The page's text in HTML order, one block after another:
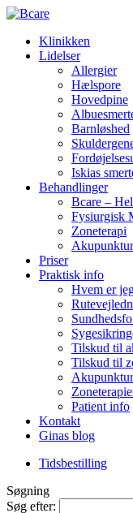
Klinikken
Lidelser
Allergier
Hælspore
Hovedpine
Barnløshed
Iskias
Behandlinger
Bcare –
Fysiurgisk
Zoneterapi
Akupunktur
Priser
Praktisk info
Hvem er
Tilskud til
Tilskud til
Patient info
Kontakt
Ginas blog
Tidsbestilling
Søgning
Søg efter: